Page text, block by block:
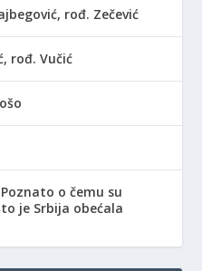
rođ. Zečević
rođ. Vučić
o čemu su
je Srbija obećala